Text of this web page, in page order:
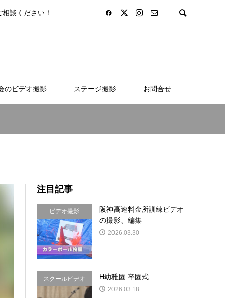
談ください！
のビデオ撮影 ステージ撮影 お問合せ
注目記事
ビデオ撮影
阪神高速料金所訓練ビデオ
の撮影、編集
2026.03.30
スクールビデオ
&写真
H幼稚園 卒園式
2026.03.18